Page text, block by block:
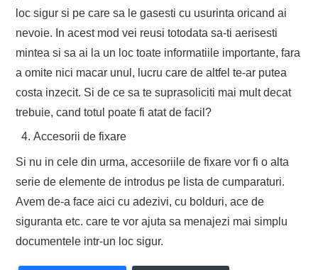
loc sigur si pe care sa le gasesti cu usurinta oricand ai
nevoie. In acest mod vei reusi totodata sa-ti aerisesti
mintea si sa ai la un loc toate informatiile importante, fara
a omite nici macar unul, lucru care de altfel te-ar putea
costa inzecit. Si de ce sa te suprasoliciti mai mult decat
trebuie, cand totul poate fi atat de facil?
Accesorii de fixare
Si nu in cele din urma, accesoriile de fixare vor fi o alta
serie de elemente de introdus pe lista de cumparaturi.
Avem de-a face aici cu adezivi, cu bolduri, ace de
siguranta etc. care te vor ajuta sa menajezi mai simplu
documentele intr-un loc sigur.